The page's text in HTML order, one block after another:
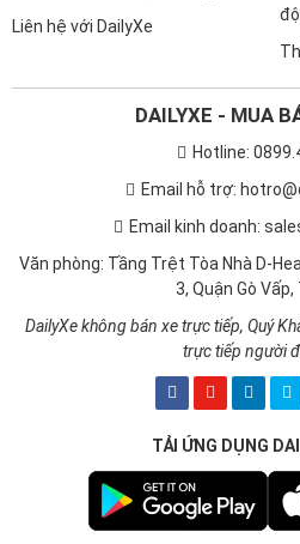
Liên hệ với DailyXe
DAILYXE - MUA
Hotline:
Email hỗ trợ:
Email kinh doanh:
Văn phòng: Tầng Trệt Tòa Nhà D-
3, Quận Gò Vấp,
DailyXe không bán xe trực tiếp, Quý
trực tiếp người
TẢI ỨNG DỤNG